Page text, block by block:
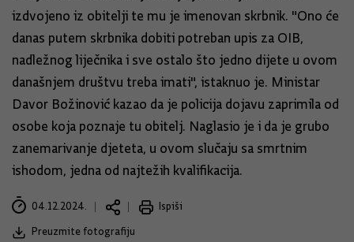
izdvojeno iz obitelji te mu je imenovan skrbnik. "Ono će
danas putem skrbnika dobiti potreban upis za OIB,
nadležnog liječnika i sve ostalo što jedno dijete u ovom
današnjem društvu treba imati", istaknuo je. Ministar
Davor Božinović kazao da je policija dojavu zaprimila od
osobe koja poznaje tu obitelj. Naglasio je i da je grubo
zanemarivanje djeteta, u ovom slučaju sa smrtnim
ishodom, jedna od najtežih kvalifikacija.
04.12.2024.
Ispiši
Preuzmite fotografiju